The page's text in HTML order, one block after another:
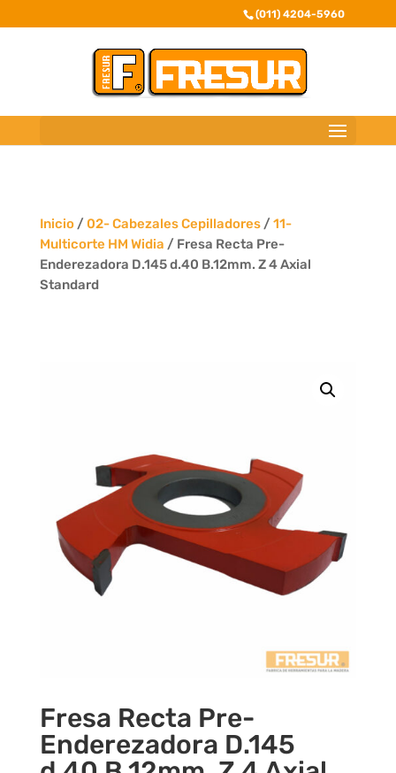
(011) 4204-5960
Inicio/ 02- Cabezales Cepilladores/ 11-
Multicorte HM Widia / Fresa Recta Pre-
Enderezadora D.145 d.40 B.12mm. Z 4 Axial
Standard
Fresa Recta Pre-
Enderezadora D.145